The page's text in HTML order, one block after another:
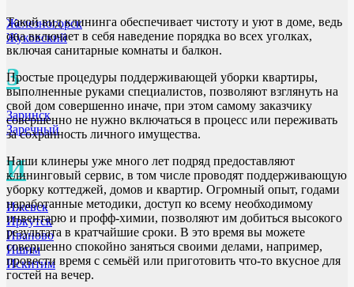
Железногорск
Жуковский
З
Заринск
Заречный
И
Ижевск
Иркутск
Иваново
Ишим
Искитим
Такой вид клининга обеспечивает чистоту и уют в доме, ведь
она включает в себя наведение порядка во всех уголках,
включая санитарные комнаты и балкон.
Простые процедуры поддерживающей уборки квартиры,
выполненные руками специалистов, позволяют взглянуть на
свой дом совершенно иначе, при этом самому заказчику
совершенно не нужно включаться в процесс или переживать
за сохранность личного имущества.
Наши клинеры уже много лет подряд предоставляют
клининговый сервис, в том числе проводят поддерживающую
уборку коттеджей, домов и квартир. Огромный опыт, годами
наработанные методики, доступ ко всему необходимому
инвентарю и профф-химии, позволяют им добиться высокого
результата в кратчайшие сроки. В это время вы можете
совершенно спокойно заняться своими делами, например,
провести время с семьёй или приготовить что-то вкусное для
гостей на вечер.